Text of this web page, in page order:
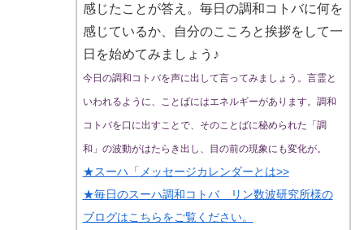
感じたことが答え。毎日の調和コトバに何を
感じているか、自分のこころと挨拶をして一
日を始めてみましょう♪
今日の調和コトバを声に出して言ってみましょう。言霊と
いわれるように、ことばにはエネルギーがあります。調和
コトバを口に出すことで、そのことばに秘められた「調
和」の波動がはたらき出し、目の前の現象にも変化が。
★スーハ「メッセージカレンダーとは>>
★毎日のスーハ調和コトバ リン数波研究所様の
ブログはこちらをご覧ください。